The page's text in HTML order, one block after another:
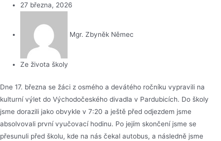
27 března, 2026
Mgr. Zbyněk Němec
Ze života školy
Dne 17. března se žáci z osmého a devátého ročníku vypravili na
kulturní výlet do Východočeského divadla v Pardubicích. Do školy
jsme dorazili jako obvykle v 7:20 a ještě před odjezdem jsme
absolvovali první vyučovací hodinu. Po jejím skončení jsme se
přesunuli před školu, kde na nás čekal autobus, a následně jsme